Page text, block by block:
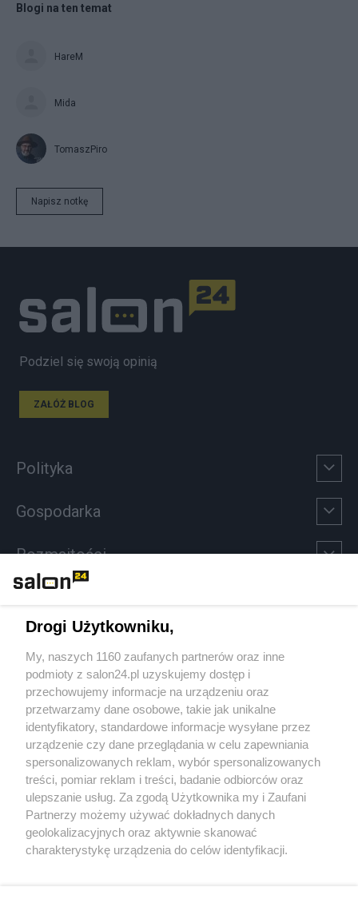
Blogi na ten temat
HareM
Mida
TomaszPiro
Napisz notkę
Podziel się swoją opinią
ZAŁÓŻ BLOG
Polityka
Gospodarka
Rozmaitości
Sport
Społeczeństwo
Kultura
X Facebook Instagram Youtube
Drogi Użytkowniku,
My, naszych 1160 zaufanych partnerów oraz inne
podmioty z salon24.pl uzyskujemy dostęp i
przechowujemy informacje na urządzeniu oraz
przetwarzamy dane osobowe, takie jak unikalne
identyfikatory, standardowe informacje wysyłane przez
urządzenie czy dane przeglądania w celu zapewniania
spersonalizowanych reklam, wybór spersonalizowanych
treści, pomiar reklam i treści, badanie odbiorców oraz
ulepszanie usług. Za zgodą Użytkownika my i Zaufani
Partnerzy możemy używać dokładnych danych
geolokalizacyjnych oraz aktywnie skanować
charakterystykę urządzenia do celów identyfikacji.